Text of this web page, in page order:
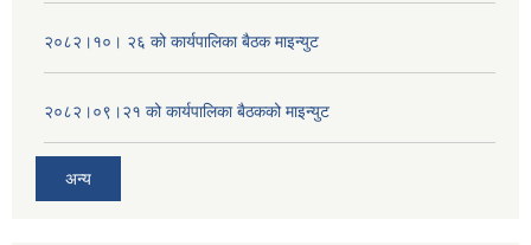
२०८२।१०। २६ को कार्यपालिका बैठक माइन्युट
२०८२।०९।२१ को कार्यपालिका बैठकको माइन्युट
अन्य